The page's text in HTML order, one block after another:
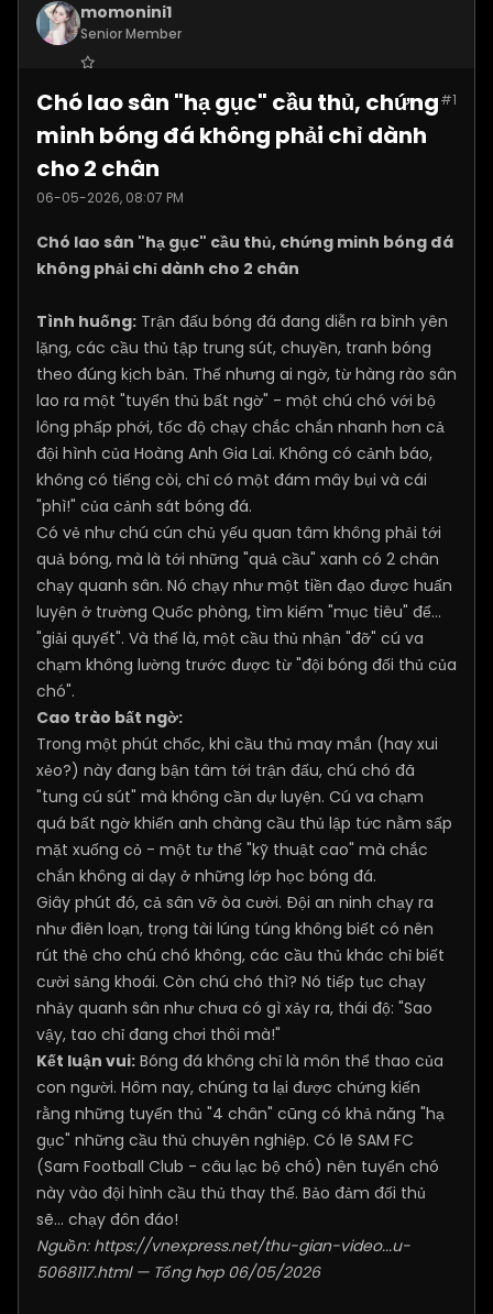
momonini1
Senior Member
Posts: 5399 #1
Chó lao sân "hạ gục" cầu thủ, chứng
minh bóng đá không phải chỉ dành
cho 2 chân
06-05-2026, 08:07 PM
Chó lao sân "hạ gục" cầu thủ, chứng minh bóng đá
không phải chỉ dành cho 2 chân
Tình huống: Trận đấu bóng đá đang diễn ra bình yên
lặng, các cầu thủ tập trung sút, chuyền, tranh bóng
theo đúng kịch bản. Thế nhưng ai ngờ, từ hàng rào sân
lao ra một "tuyển thủ bất ngờ" - một chú chó với bộ
lông phấp phới, tốc độ chạy chắc chắn nhanh hơn cả
đội hình của Hoàng Anh Gia Lai. Không có cảnh báo,
không có tiếng còi, chỉ có một đám mây bụi và cái
"phì!" của cảnh sát bóng đá.
Có vẻ như chú cún chủ yếu quan tâm không phải tới
quả bóng, mà là tới những "quả cầu" xanh có 2 chân
chạy quanh sân. Nó chạy như một tiền đạo được huấn
luyện ở trường Quốc phòng, tìm kiếm "mục tiêu" để...
"giải quyết". Và thế là, một cầu thủ nhận "đỡ" cú va
chạm không lường trước được từ "đội bóng đối thủ của
chó".
Cao trào bất ngờ:
Trong một phút chốc, khi cầu thủ may mắn (hay xui
xẻo?) này đang bận tâm tới trận đấu, chú chó đã
"tung cú sút" mà không cần dự luyện. Cú va chạm
quá bất ngờ khiến anh chàng cầu thủ lập tức nằm sấp
mặt xuống cỏ - một tư thế "kỹ thuật cao" mà chắc
chắn không ai dạy ở những lớp học bóng đá.
Giây phút đó, cả sân vỡ òa cười. Đội an ninh chạy ra
như điên loạn, trọng tài lúng túng không biết có nên
rút thẻ cho chú chó không, các cầu thủ khác chỉ biết
cười sảng khoái. Còn chú chó thì? Nó tiếp tục chạy
nhảy quanh sân như chưa có gì xảy ra, thái độ: "Sao
vậy, tao chỉ đang chơi thôi mà!"
Kết luận vui: Bóng đá không chỉ là môn thể thao của
con người. Hôm nay, chúng ta lại được chứng kiến
rằng những tuyển thủ "4 chân" cũng có khả năng "hạ
gục" những cầu thủ chuyên nghiệp. Có lẽ SAM FC
(Sam Football Club - câu lạc bộ chó) nên tuyển chó
này vào đội hình cầu thủ thay thế. Bảo đảm đối thủ
sẽ... chạy đôn đáo!
Nguồn: https://vnexpress.net/thu-gian-video...u-
5068117.html— Tổng hợp 06/05/2026